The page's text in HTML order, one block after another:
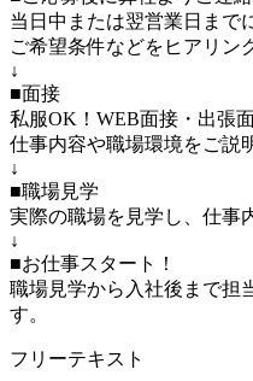
当日中または翌営業日まで
ご希望条件などをヒアリン
↓
■面接
私服OK！WEB面接・出張
仕事内容や職場環境をご説
↓
■職場見学
実際の職場を見学し、仕事
↓
■お仕事スタート！
職場見学から入社後まで担
す。
フリーテキスト